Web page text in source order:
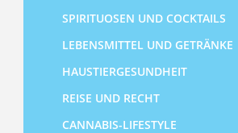
SPIRITUOSEN UND COCKTAILS
LEBENSMITTEL UND GETRÄNKE
HAUSTIERGESUNDHEIT
REISE UND RECHT
CANNABIS-LIFESTYLE